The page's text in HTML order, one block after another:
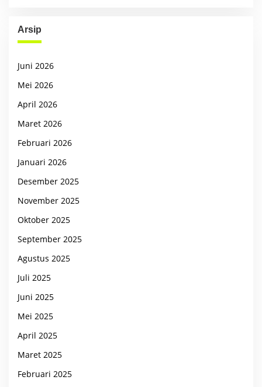
Arsip
Juni 2026
Mei 2026
April 2026
Maret 2026
Februari 2026
Januari 2026
Desember 2025
November 2025
Oktober 2025
September 2025
Agustus 2025
Juli 2025
Juni 2025
Mei 2025
April 2025
Maret 2025
Februari 2025